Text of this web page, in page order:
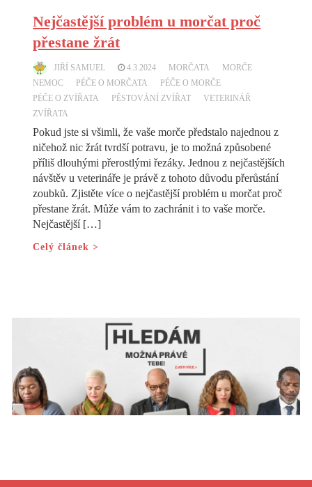
Nejčastější problém u morčat proč
přestane žrát
JIŘÍ SAMUEL 4.3.2024 MORČATA
MORČE
NEMOC
PÉČE O MORČATA
PÉČE O MORČE
PÉČE O ZVÍŘATA
PĚSTOVÁNÍ ZVÍŘAT
VETERINÁŘ
ZVÍŘATA
Pokud jste si všimli, že vaše morče předstalo najednou z
ničehož nic žrát tvrdší potravu, je to možná způsobené
příliš dlouhými přerostlými řezáky. Jednou z nejčastějších
návštěv u veterináře je právě z tohoto důvodu přerůstání
zoubků. Zjistěte více o nejčastější problém u morčat proč
přestane žrát. Může vám to zachránit i to vaše morče.
Nejčastější […]
Celý článek >